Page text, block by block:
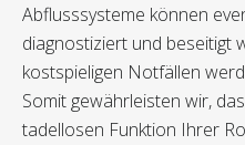
Abflusssysteme können
diagnostiziert und beseitigt
kostspieligen Notfällen
Somit gewährleisten wir,
tadellosen Funktion Ihrer